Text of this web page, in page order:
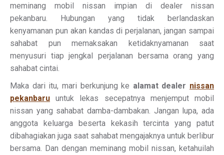
meminang mobil nissan impian di dealer nissan
pekanbaru. Hubungan yang tidak berlandaskan
kenyamanan pun akan kandas di perjalanan, jangan sampai
sahabat pun memaksakan ketidaknyamanan saat
menyusuri tiap jengkal perjalanan bersama orang yang
sahabat cintai.
Maka dari itu, mari berkunjung ke alamat dealer nissan
pekanbaru untuk lekas secepatnya menjemput mobil
nissan yang sahabat damba-dambakan. Jangan lupa, ada
anggota keluarga beserta kekasih tercinta yang patut
dibahagiakan juga saat sahabat mengajaknya untuk berlibur
bersama. Dan dengan meminang mobil nissan, ketahuilah